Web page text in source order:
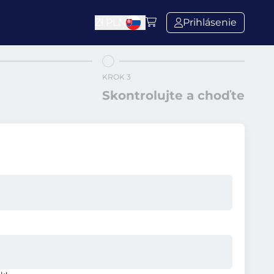
Prihlásenie
KROK 3
Skontrolujte a choďte